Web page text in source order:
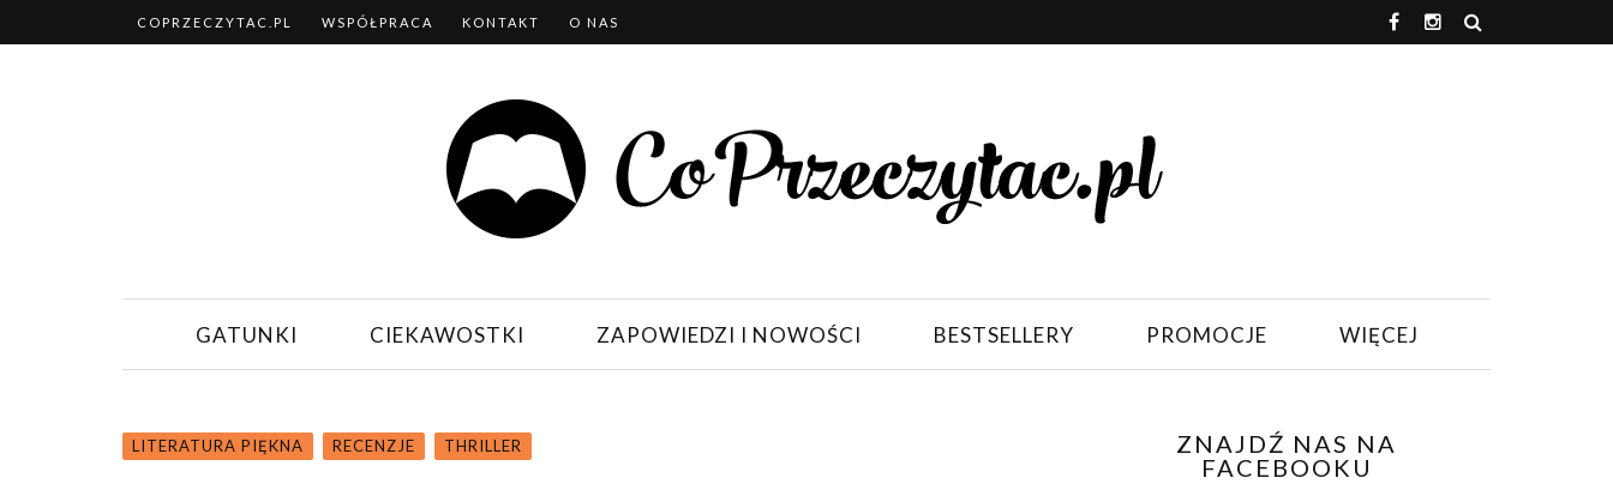
COPRZECZYTAC.PL WSPÓŁPRACA KONTAKT O NAS
GATUNKI CIEKAWOSTKI ZAPOWIEDZI I NOWOŚCI BESTSELLERY PROMOCJE WIĘCEJ
LITERATURA PIĘKNA RECENZJE THRILLER
ZNAJDŹ NAS NA
FACEBOOKU